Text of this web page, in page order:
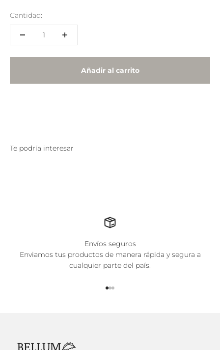
Cantidad:
Añadir al carrito
Te podría interesar
Envíos seguros
Enviamos tus productos de manera rápida y segura a
cualquier parte del país.